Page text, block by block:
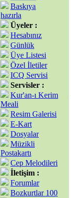
Baskıya
hazırla
Üyeler :
Hesabınız
Günlük
Üye Listesi
Özel İletiler
ICQ Servisi
Servisler :
Kur'an-ı Kerim
Meali
Resim Galerisi
E-Kart
Dosyalar
Müzikli
Postakartı
Cep Melodileri
İletişim :
Forumlar
Bozkurtlar 100